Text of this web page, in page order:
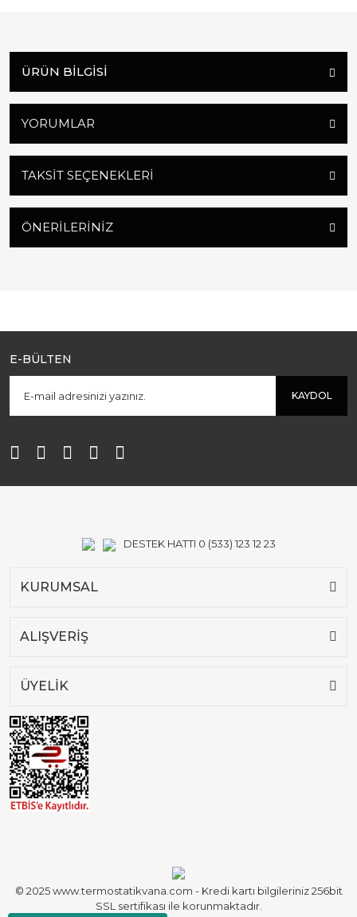
ÜRÜN BILGISI
YORUMLAR
TAKSIT SEÇENEKLERI
ÖNERILERINIZ
E-BÜLTEN
KAYDOL
DESTEK HATTI 0 (533) 123 12 23
KURUMSAL
ALIŞVERİŞ
ÜYELİK
© 2025 www.termostatikvana.com - Kredi kartı bilgileriniz 256bit
SSL sertifikası ile korunmaktadır.